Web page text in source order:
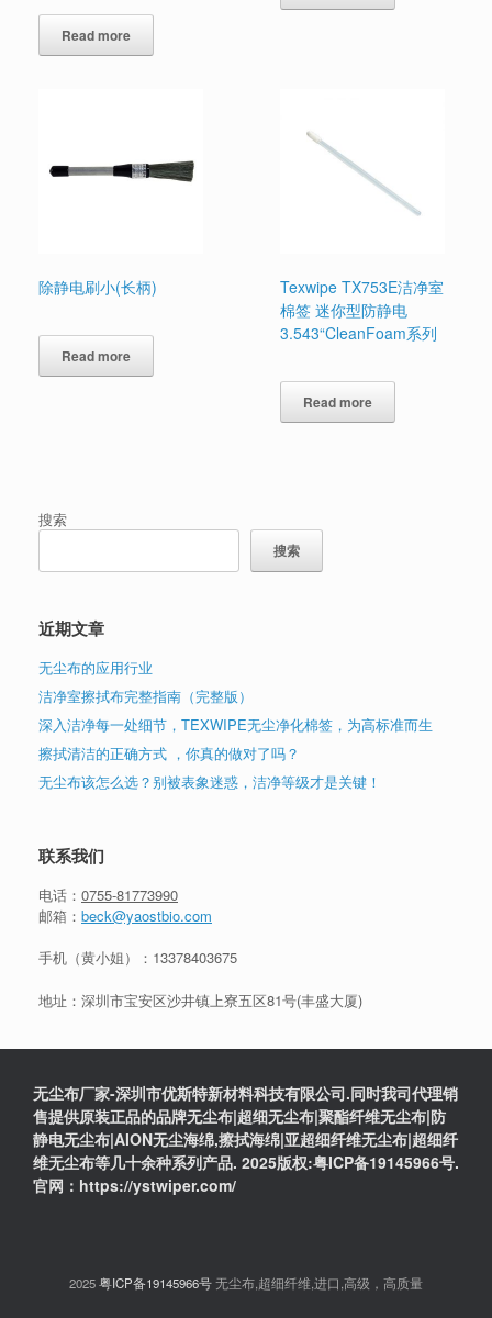
Read more
除静电刷小(长柄)
Read more
Texwipe TX753E洁净室
棉签 迷你型防静电
3.543“CleanFoam系列
Read more
搜索
搜索
近期文章
无尘布的应用行业
洁净室擦拭布完整指南（完整版）
深入洁净每一处细节，TEXWIPE无尘净化棉签，为高标准而生
擦拭清洁的正确方式 ，你真的做对了吗？
无尘布该怎么选？别被表象迷惑，洁净等级才是关键！
联系我们
电话： 0755-81773990
邮箱： beck@yaostbio.com
手机（黄小姐）： 13378403675
地址：深圳市宝安区沙井镇上寮五区81号(丰盛大厦)
无尘布厂家-深圳市优斯特新材料科技有限公司.同时我司代理销
售提供原装正品的品牌无尘布|超细无尘布|聚酯纤维无尘布|防
静电无尘布|AION无尘海绵,擦拭海绵|亚超细纤维无尘布|超细纤
维无尘布等几十余种系列产品. 2025版权:粤ICP备19145966号.
官网：https://ystwiper.com/
2025粤ICP备19145966号无尘布,超细纤维,进口,高级，高质量